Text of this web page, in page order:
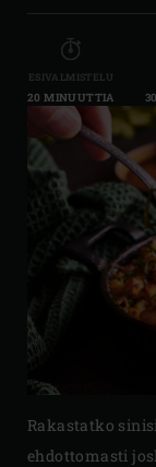
ESIVALMISTELU
20 MINUUTTIA
Rakastatko
ehdottomasti